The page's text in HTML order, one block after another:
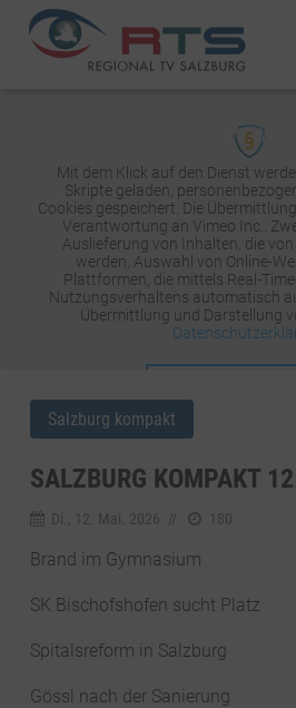
Mit dem Klick auf den Dienst
Skripte geladen,
Cookies gespeichert. Die
Verantwortung an Vimeo Inc..
Auslieferung von Inhalten, die
werden, Auswahl von Online-
Plattformen, die mittels Real-
Nutzungsverhaltens automatisch
Übermittlung und Darstellung
Salzburg kompakt
SALZBURG KOMPAKT
Di., 12. Mai. 2026 180
Brand im Gymnasium
SK Bischofshofen sucht Platz
Spitalsreform in Salzburg
Gössl nach der Sanierung